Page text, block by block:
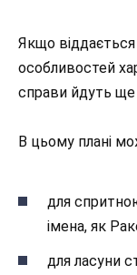
Якщо віддається
особливостей
справи йдуть
В цьому плані
для
імена, як
для ласуни